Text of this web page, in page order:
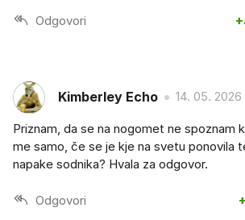
Odgovori
Kimberley Echo 14. 05. 2026
Priznam, da se na nogomet ne spoznam
me samo, če se je kje na svetu ponovila
napake sodnika? Hvala za odgovor.
Odgovori